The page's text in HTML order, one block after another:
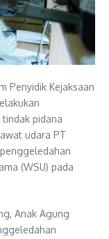
Penyidik Kejaksaan
pidana
udara PT
(WSU) pada
Anak Agung